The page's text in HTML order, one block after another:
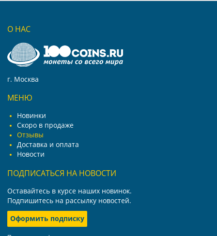
О НАС
г. Москва
МЕНЮ
Новинки
Скоро в продаже
Отзывы
Доставка и оплата
Новости
ПОДПИСАТЬСЯ НА НОВОСТИ
Оставайтесь в курсе наших новинок.
Подпишитесь на рассылку новостей.
Оформить подписку